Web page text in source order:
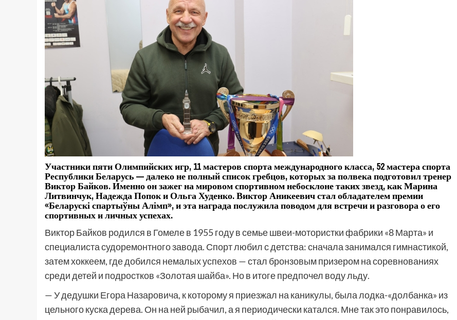
Участники пяти Олимпийских игр, 11 мастеров спорта международного класса, 52 мастера спорта
Республики Беларусь — далеко не полный список гребцов, которых за полвека подготовил тренер
Виктор Байков. Именно он зажег на мировом спортивном небосклоне таких звезд, как Марина
Литвинчук, Надежда Попок и Ольга Худенко. Виктор Аникеевич стал обладателем премии
«Беларускі спартыўны Алімп», и эта награда послужила поводом для встречи и разговора о его
спортивных и личных успехах.
Виктор Байков родился в Гомеле в 1955 году в семье швеи-мотористки фабрики «8 Марта» и
специалиста судоремонтного завода. Спорт любил с детства: сначала занимался гимнастикой,
затем хоккеем, где добился немалых успехов — стал бронзовым призером на соревнованиях
среди детей и подростков «Золотая шайба». Но в итоге предпочел воду льду.
— У дедушки Егора Назаровича, к которому я приезжал на каникулы, была лодка-«долбанка» из
цельного куска дерева. Он на ней рыбачил, а я периодически катался. Мне так это понравилось,